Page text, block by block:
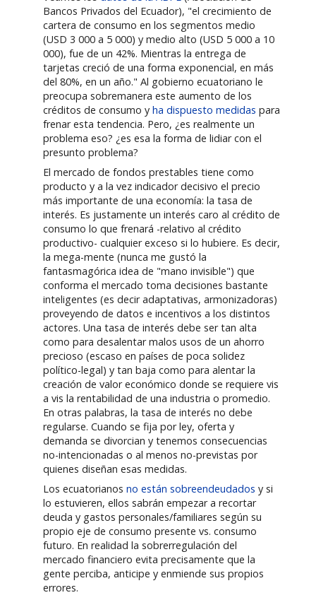
Bancos Privados del Ecuador), "el crecimiento de
cartera de consumo en los segmentos medio
(USD 3 000 a 5 000) y medio alto (USD 5 000 a 10
000), fue de un 42%. Mientras la entrega de
tarjetas creció de una forma exponencial, en más
del 80%, en un año." Al gobierno ecuatoriano le
preocupa sobremanera este aumento de los
créditos de consumo yha dispuesto medidas para
frenar esta tendencia. Pero, ¿es realmente un
problema eso? ¿es esa la forma de lidiar con el
presunto problema?
El mercado de fondos prestables tiene como
producto y a la vez indicador decisivo el precio
más importante de una economía: la tasa de
interés. Es justamente un interés caro al crédito de
consumo lo que frenará -relativo al crédito
productivo- cualquier exceso si lo hubiere. Es decir,
la mega-mente (nunca me gustó la
fantasmagórica idea de "mano invisible") que
conforma el mercado toma decisiones bastante
inteligentes (es decir adaptativas, armonizadoras)
proveyendo de datos e incentivos a los distintos
actores. Una tasa de interés debe ser tan alta
como para desalentar malos usos de un ahorro
precioso (escaso en países de poca solidez
político-legal) y tan baja como para alentar la
creación de valor económico donde se requiere vis
a vis la rentabilidad de una industria o promedio.
En otras palabras, la tasa de interés no debe
regularse. Cuando se fija por ley, oferta y
demanda se divorcian y tenemos consecuencias
no-intencionadas o al menos no-previstas por
quienes diseñan esas medidas.
Los ecuatorianosno están sobreendeudados y si
lo estuvieren, ellos sabrán empezar a recortar
deuda y gastos personales/familiares según su
propio eje de consumo presente vs. consumo
futuro. En realidad la sobrerregulación del
mercado financiero evita precisamente que la
gente perciba, anticipe y enmiende sus propios
errores.